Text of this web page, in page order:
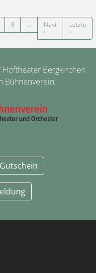
9
Next
›Nächste Seite
Letzte
»Letzte
Bergkirchen
Bühnenverein.
Gutschein